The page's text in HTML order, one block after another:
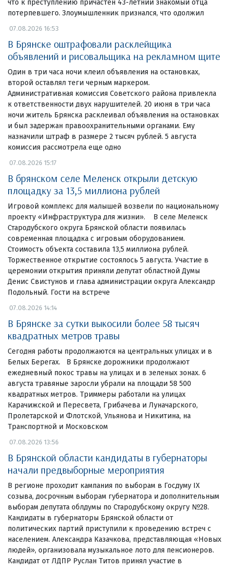
что к преступлению причастен 43-летний знакомый отца
потерпевшего. Злоумышленник признался, что одолжил
07.08.2026 16:53
В Брянске оштрафовали расклейщика
объявлений и рисовальщика на рекламном щите
Один в три часа ночи клеил объявления на остановках,
второй оставлял теги черным маркером.
Административная комиссия Советского района привлекла
к ответственности двух нарушителей. 20 июня в три часа
ночи житель Брянска расклеивал объявления на остановках
и был задержан правоохранительными органами. Ему
назначили штраф в размере 2 тысяч рублей. 5 августа
комиссия рассмотрела еще одно
07.08.2026 15:17
В брянском селе Меленск открыли детскую
площадку за 13,5 миллиона рублей
Игровой комплекс для малышей возвели по национальному
проекту «Инфраструктура для жизни». В селе Меленск
Стародубского округа Брянской области появилась
современная площадка с игровым оборудованием.
Стоимость объекта составила 13,5 миллиона рублей.
Торжественное открытие состоялось 5 августа. Участие в
церемонии открытия приняли депутат областной Думы
Денис Свистунов и глава администрации округа Александр
Подольный. Гости на встрече
07.08.2026 14:14
В Брянске за сутки выкосили более 58 тысяч
квадратных метров травы
Сегодня работы продолжаются на центральных улицах и в
Белых Берегах. В Брянске дорожники продолжают
ежедневный покос травы на улицах и в зеленых зонах. 6
августа травяные заросли убрали на площади 58 500
квадратных метров. Триммеры работали на улицах
Карачижской и Пересвета, Грибачева и Луначарского,
Пролетарской и Флотской, Ульянова и Никитина, на
Транспортной и Московском
07.08.2026 13:56
В Брянской области кандидаты в губернаторы
начали предвыборные мероприятия
В регионе проходит кампания по выборам в Госдуму IX
созыва, досрочным выборам губернатора и дополнительным
выборам депутата облдумы по Стародубскому округу №28.
Кандидаты в губернаторы Брянской области от
политических партий приступили к проведению встреч с
населением. Александра Казачкова, представляющая «Новых
людей», организовала музыкальное лото для пенсионеров.
Кандидат от ЛДПР Руслан Титов принял участие в